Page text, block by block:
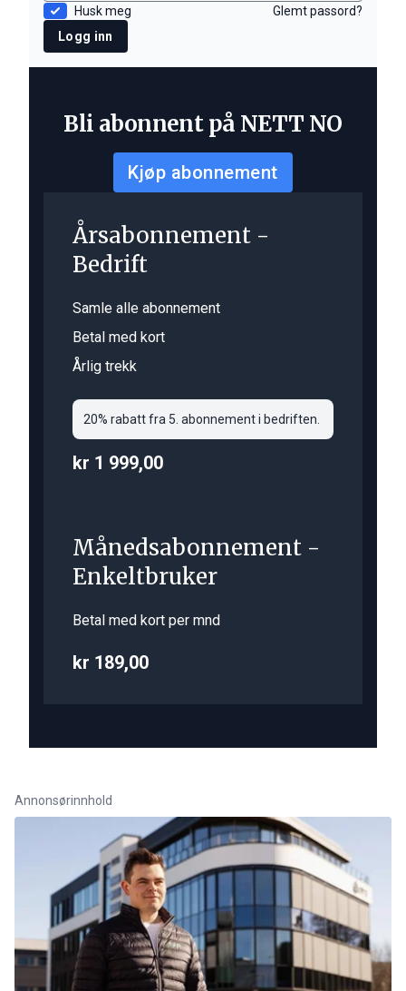
Husk meg
Glemt passord?
Logg inn
Bli abonnent på NETT NO
Kjøp abonnement
Årsabonnement -
Bedrift
Samle alle abonnement
Betal med kort
Årlig trekk
20% rabatt fra 5. abonnement i bedriften.
kr 1 999,00
Månedsabonnement -
Enkeltbruker
Betal med kort per mnd
kr 189,00
Annonsørinnhold